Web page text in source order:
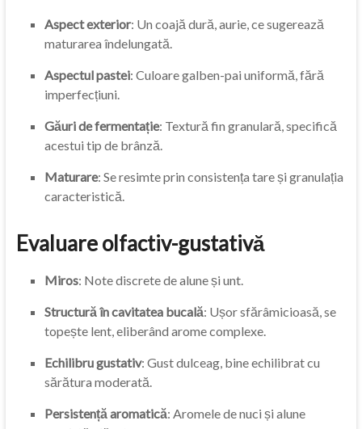
Aspect exterior: Un coajă dură, aurie, ce sugerează
maturarea îndelungată.
Aspectul pastei: Culoare galben-pai uniformă, fără
imperfecțiuni.
Găuri de fermentație: Textură fin granulară, specifică
acestui tip de brânză.
Maturare: Se resimte prin consistența tare și granulația
caracteristică.
Evaluare olfactiv-gustativă
Miros: Note discrete de alune și unt.
Structură în cavitatea bucală: Ușor sfărâmicioasă, se
topește lent, eliberând arome complexe.
Echilibru gustativ: Gust dulceag, bine echilibrat cu
sărătura moderată.
Persistență aromatică: Aromele de nuci și alune